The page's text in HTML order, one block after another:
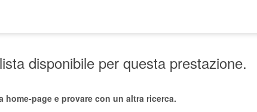
disponibile per questa prestazione.
home-page e provare con un altra ricerca.